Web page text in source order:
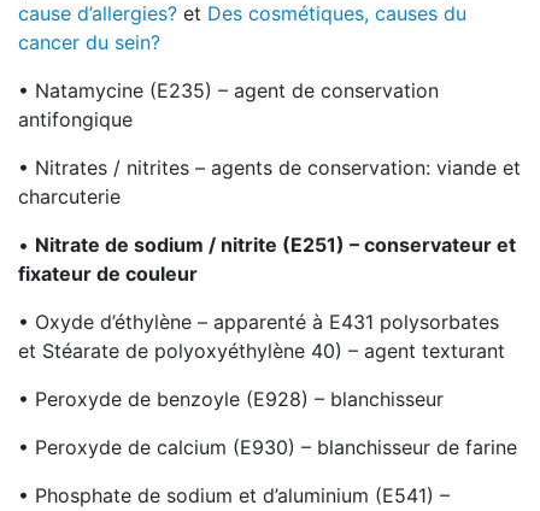
cause d’allergies? et Des cosmétiques, causes du
cancer du sein?
• Natamycine (E235) – agent de conservation
antifongique
• Nitrates / nitrites – agents de conservation: viande et
charcuterie
• Nitrate de sodium / nitrite (E251) – conservateur et
fixateur de couleur
• Oxyde d’éthylène – apparenté à E431 polysorbates
et Stéarate de polyoxyéthylène 40) – agent texturant
• Peroxyde de benzoyle (E928) – blanchisseur
• Peroxyde de calcium (E930) – blanchisseur de farine
• Phosphate de sodium et d’aluminium (E541) –